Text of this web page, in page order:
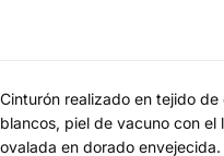
Cinturón realizado en tejido
blancos, piel de vacuno con
ovalada en dorado envejecida.